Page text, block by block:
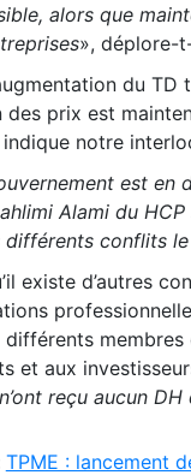
alors que
», déplore-
du TD
des prix est
indique notre
est en
Alami du
différents conflits
existe d’autres
membres
et aux
reçu aucun
TPME : lancement